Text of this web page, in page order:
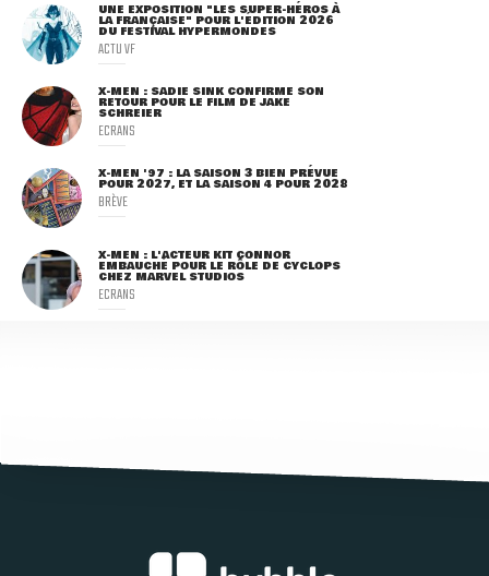
UNE EXPOSITION "LES SUPER-HÉROS À
LA FRANÇAISE" POUR L'ÉDITION 2026
DU FESTIVAL HYPERMONDES
ACTU VF
X-MEN : SADIE SINK CONFIRME SON
RETOUR POUR LE FILM DE JAKE
SCHREIER
ECRANS
X-MEN '97 : LA SAISON 3 BIEN PRÉVUE
POUR 2027, ET LA SAISON 4 POUR 2028
BRÈVE
X-MEN : L'ACTEUR KIT CONNOR
EMBAUCHÉ POUR LE RÔLE DE CYCLOPS
CHEZ MARVEL STUDIOS
ECRANS